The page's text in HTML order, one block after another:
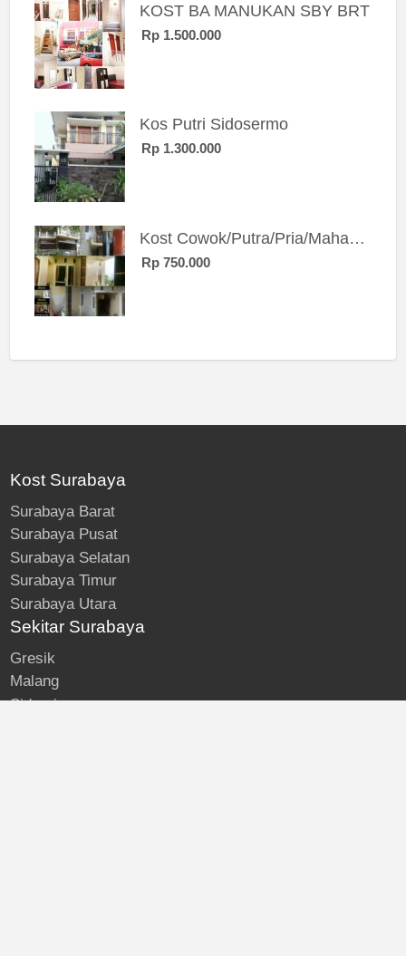
KOST BA MANUKAN SBY BRT
Rp 1.500.000
Kos Putri Sidosermo
Rp 1.300.000
Kost Cowok/Putra/Pria/Mahasiswa/Karyawan SIngle eksklusif bangunan baru
Rp 750.000
Kost Surabaya
Surabaya Barat
Surabaya Pusat
Surabaya Selatan
Surabaya Timur
Surabaya Utara
Sekitar Surabaya
Gresik
Malang
Sidoarjo